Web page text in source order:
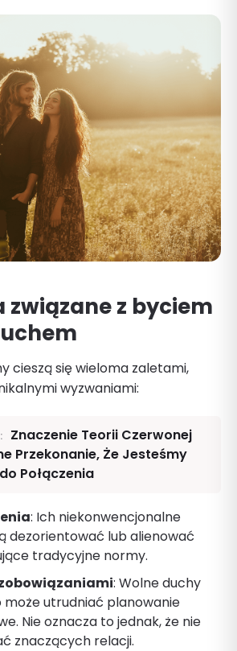
związane z byciem
cieszą się wieloma zaletami,
wyzwaniami:
Znaczenie Teorii Czerwonej
Przekonanie, Że Jesteśmy
Połączenia
: Ich niekonwencjonalne
dezorientować lub alienować
tradycyjne normy.
: Wolne duchy
może utrudniać planowanie
Nie oznacza to jednak, że nie
znaczących relacji.